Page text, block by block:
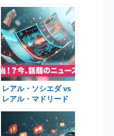
レアル・ソシエダ vs
レアル・マドリード
のラ・リーガ大一番を
現地から徹底解説